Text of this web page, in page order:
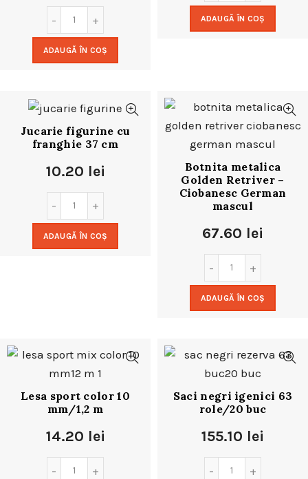
ADAUGĂ ÎN COȘ
ADAUGĂ ÎN COȘ
Jucarie figurine cu
franghie 37 cm
10.20 lei
ADAUGĂ ÎN COȘ
Botnita metalica
Golden Retriver –
Ciobanesc German
mascul
67.60 lei
ADAUGĂ ÎN COȘ
Lesa sport color 10
mm/1,2 m
14.20 lei
Saci negri igenici 63
role/20 buc
155.10 lei